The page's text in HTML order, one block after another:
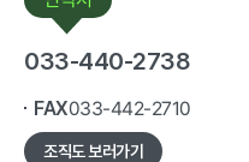
033-440-2738
FAX033-442-2710
조직도 보러가기